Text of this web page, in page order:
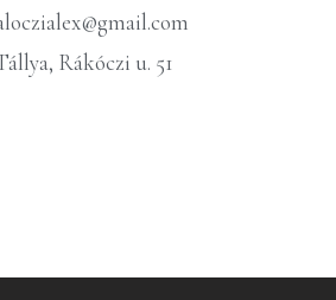
Rákóczi u. 51